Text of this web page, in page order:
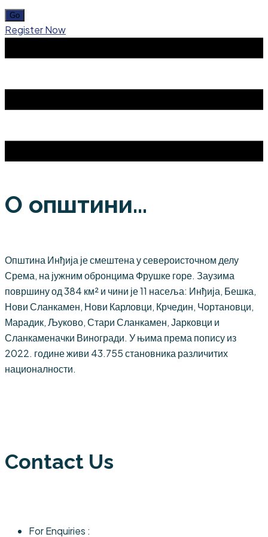
Register Now
О општини...
Општина Инђија је смештена у североисточном делу
Срема, на јужним обронцима Фрушке горе. Заузима
површину од 384 км² и чини је 11 насеља: Инђија, Бешка,
Нови Сланкамен, Нови Карловци, Крчедин, Чортановци,
Марадик, Љуково, Стари Сланкамен, Јарковци и
Сланкаменачки Виногради. У њима према попису из
2022. године живи 43.755 становника различитих
националности.
Contact Us
For Enquiries :